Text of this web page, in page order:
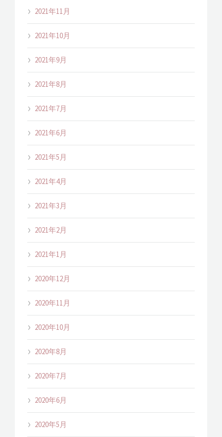
2021年11月
2021年10月
2021年9月
2021年8月
2021年7月
2021年6月
2021年5月
2021年4月
2021年3月
2021年2月
2021年1月
2020年12月
2020年11月
2020年10月
2020年8月
2020年7月
2020年6月
2020年5月